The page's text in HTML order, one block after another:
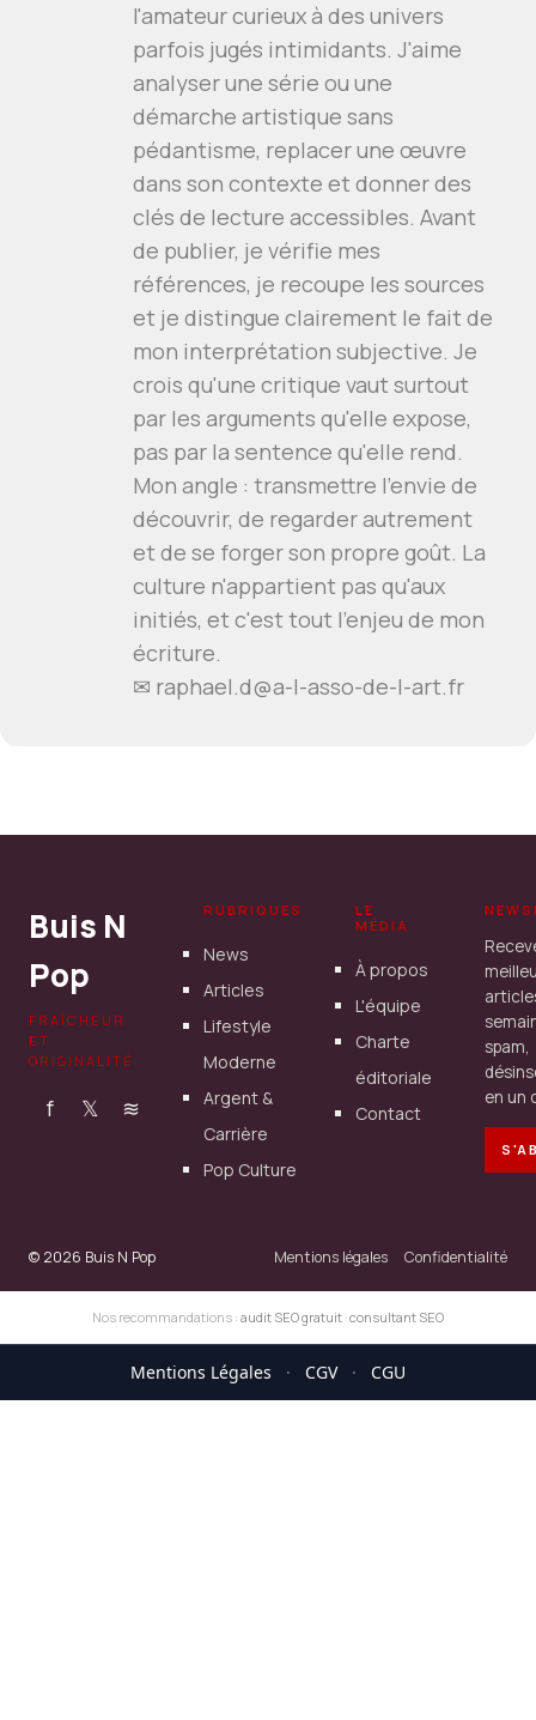
l'amateur curieux à des univers
parfois jugés intimidants. J'aime
analyser une série ou une
démarche artistique sans
pédantisme, replacer une œuvre
dans son contexte et donner des
clés de lecture accessibles. Avant
de publier, je vérifie mes
références, je recoupe les sources
et je distingue clairement le fait de
mon interprétation subjective. Je
crois qu'une critique vaut surtout
par les arguments qu'elle expose,
pas par la sentence qu'elle rend.
Mon angle : transmettre l'envie de
découvrir, de regarder autrement
et de se forger son propre goût. La
culture n'appartient pas qu'aux
initiés, et c'est tout l'enjeu de mon
écriture.
✉ raphael.d@a-l-asso-de-l-art.fr
Buis N
Pop
FRAÎCHEUR
ET
ORIGINALITÉ
f 𝕏 ≋
RUBRIQUES
News
Articles
Lifestyle
Moderne
Argent &
Carrière
Pop Culture
LE
MÉDIA
À propos
L'équipe
Charte
éditoriale
Contact
spam,
en un
© 2026 Buis N Pop Mentions légales Confidentialité
Nos recommandations : audit SEO gratuit ·consultant SEO
Mentions Légales · CGV · CGU